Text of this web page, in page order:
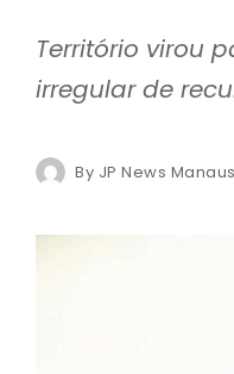
Território virou
irregular de
By JP News Manaus